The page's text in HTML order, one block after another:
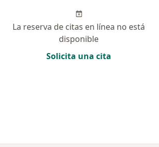
Online
La reserva de citas en línea no está
disponible
Solicita una cita